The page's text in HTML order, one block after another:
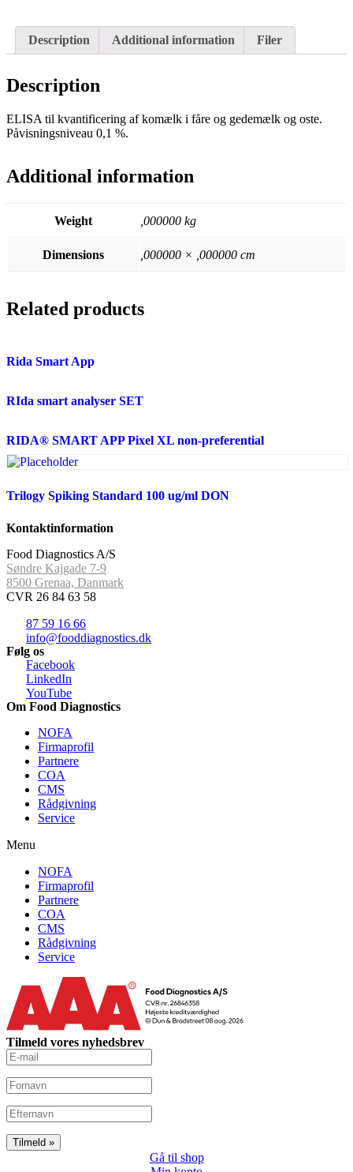
Description Additional information Filer
Description
ELISA til kvantificering af komælk i fåre og gedemælk og oste.
Påvisningsniveau 0,1 %.
Additional information
Weight ,000000 kg
Dimensions ,000000 × ,000000 cm
Related products
Rida Smart App
RIda smart analyser SET
RIDA® SMART APP Pixel XL non-preferential
Trilogy Spiking Standard 100 ug/ml DON
Kontaktinformation
Food Diagnostics A/S
Søndre Kajgade 7-9
8500 Grenaa, Danmark
CVR 26 84 63 58
87 59 16 66
info@fooddiagnostics.dk
Følg os
Facebook
LinkedIn
YouTube
Om Food Diagnostics
NOFA
Firmaprofil
Partnere
COA
CMS
Rådgivning
Service
Menu
NOFA
Firmaprofil
Partnere
COA
CMS
Rådgivning
Service
Tilmeld vores nyhedsbrev
Gå til shop